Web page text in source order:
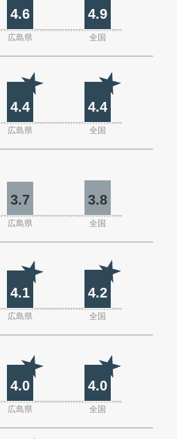
4.6 4.9
広島県 全国
4.4 4.4
広島県 全国
3.7 3.8
広島県 全国
4.1 4.2
広島県 全国
4.0 4.0
広島県 全国